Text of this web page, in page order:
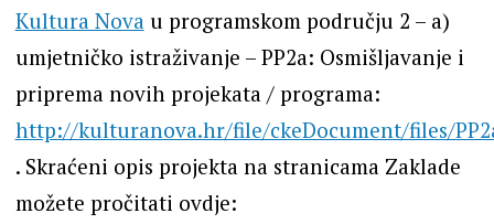
Kultura Novau programskom području 2 – a)
umjetničko istraživanje – PP2a: Osmišljavanje i
priprema novih projekata / programa:
http://kulturanova.hr/file/ckeDocument/files/
. Skraćeni opis projekta na stranicama Zaklade
možete pročitati ovdje: